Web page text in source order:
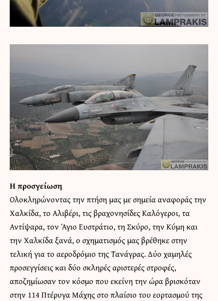
Η προσγείωση
Ολοκληρώνοντας την πτήση μας με σημεία αναφοράς την
Χαλκίδα, το Αλιβέρι, τις βραχονησίδες Καλόγεροι, τα
Αντίψαρα, τον Άγιο Ευστράτιο, τη Σκύρο, την Κύμη και
την Χαλκίδα ξανά, ο σχηματισμός μας βρέθηκε στην
τελική για το αεροδρόμιο της Τανάγρας. Δύο χαμηλές
προσεγγίσεις και δύο σκληρές αριστερές στροφές,
αποζημίωσαν τον κόσμο που εκείνη την ώρα βρισκόταν
στην 114 Πτέρυγα Μάχης στο πλαίσιο του εορτασμού της